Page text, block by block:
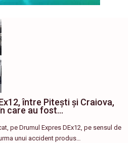
între Pitești și Craiova,
care au fost…
pe Drumul Expres DEx12, pe sensul de
unui accident produs…